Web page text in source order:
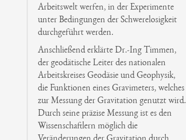
Arbeitswelt werfen, in der Experimente
unter Bedingungen der Schwerelosigkeit
durchgeführt werden.
Anschließend erklärte Dr.-Ing Timmen,
der geodätische Leiter des nationalen
Arbeitskreises Geodäsie und Geophysik,
die Funktionen eines Gravimeters, welches
zur Messung der Gravitation genutzt wird.
Durch seine präzise Messung ist es den
Wissenschaftlern möglich die